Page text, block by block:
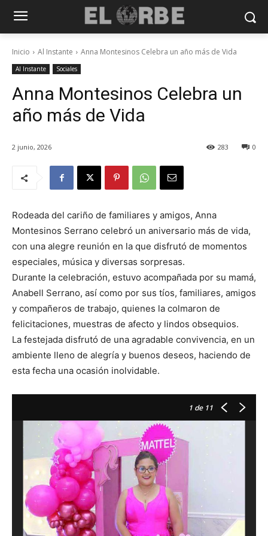
Inicio Al Instante Anna Montesinos Celebra un año más de Vida
Al Instante Sociales
Anna Montesinos Celebra un
año más de Vida
2 junio, 2026 0
283
Rodeada del cariño de familiares y amigos, Anna
Montesinos Serrano celebró un aniversario más de vida,
con una alegre reunión en la que disfrutó de momentos
especiales, música y diversas sorpresas.
Durante la celebración, estuvo acompañada por su mamá,
Anabell Serrano, así como por sus tíos, familiares, amigos
y compañeros de trabajo, quienes la colmaron de
felicitaciones, muestras de afecto y lindos obsequios.
La festejada disfrutó de una agradable convivencia, en un
ambiente lleno de alegría y buenos deseos, haciendo de
esta fecha una ocasión inolvidable.
1 de 11